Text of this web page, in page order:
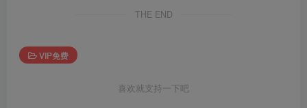
THE END
VIP免费
喜欢就支持一下吧